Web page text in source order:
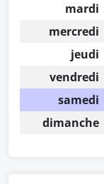
mardi
mercredi
jeudi
vendredi
samedi
dimanche